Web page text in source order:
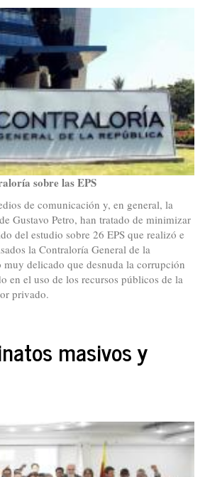
sobre las EPS
de comunicación y, en general, la
Gustavo Petro, han tratado de minimizar
del estudio sobre 26 EPS que realizó e
la Contraloría General de la
muy delicado que desnuda la corrupción
en el uso de los recursos públicos de la
privado.
masivos y